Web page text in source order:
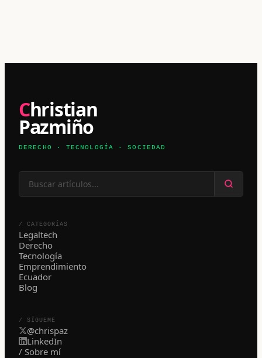
Christian
Pazmiño
DERECHO · TECNOLOGÍA · SOCIEDAD
/ CATEGORÍAS
Legaltech
Derecho
Tecnología
Emprendimiento
Ecuador
Blog
/ SÍGUEME
@chrispaz
LinkedIn
/ Sobre mí